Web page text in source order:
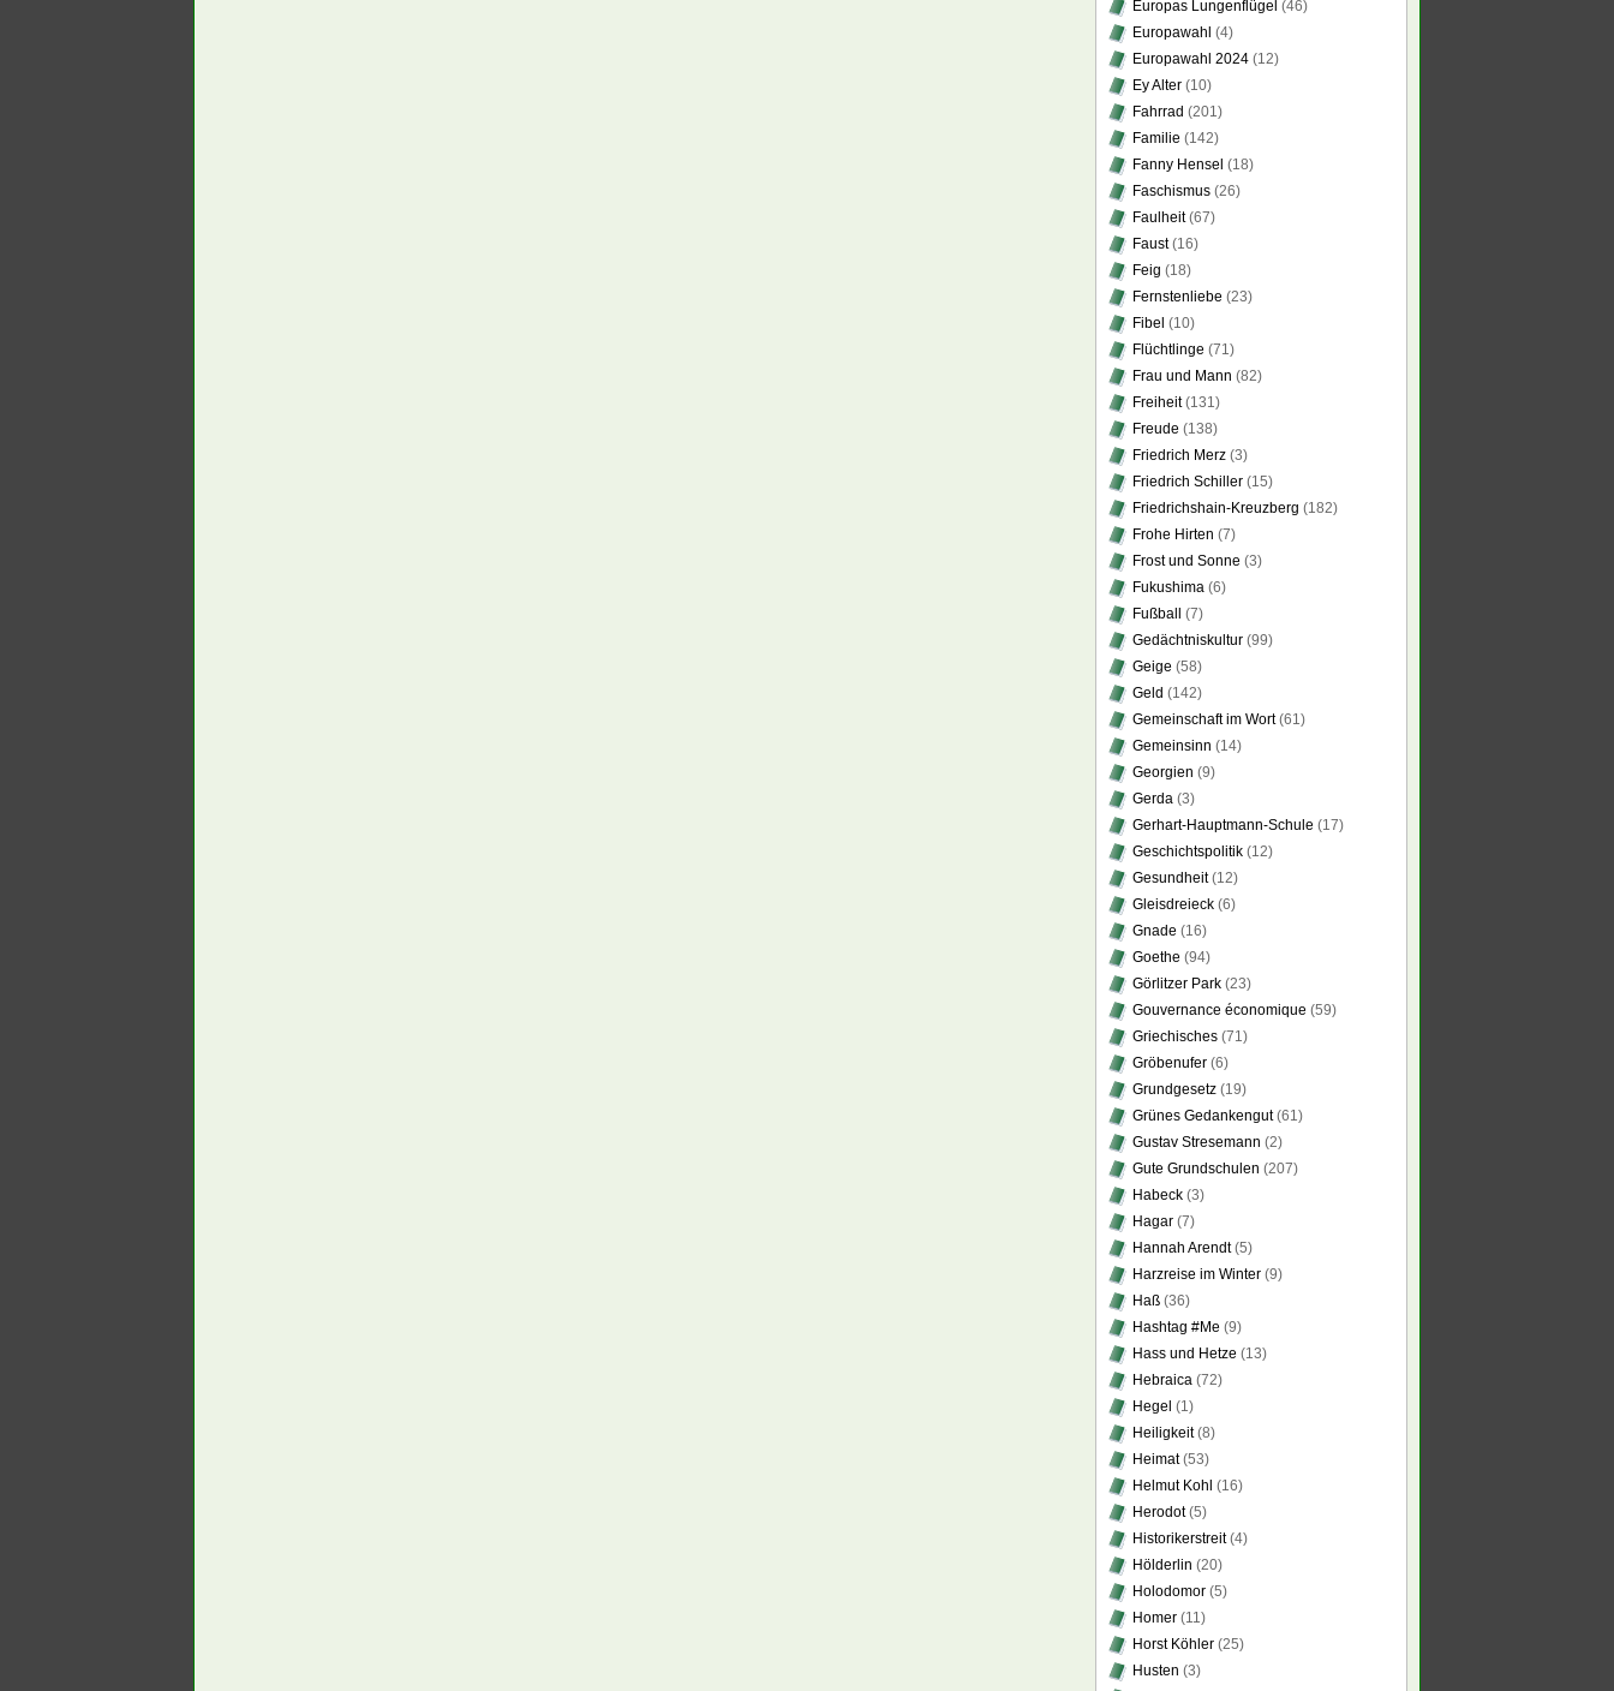
Europas Lungenflügel (46)
Europawahl (4)
Europawahl 2024 (12)
Ey Alter (10)
Fahrrad (201)
Familie (142)
Fanny Hensel (18)
Faschismus (26)
Faulheit(67)
Faust(16)
Feig (18)
Fernstenliebe (23)
Fibel (10)
Flüchtlinge (71)
Frau und Mann (82)
Freiheit(131)
Freude (138)
Friedrich Merz (3)
Friedrich Schiller (15)
Friedrichshain-Kreuzberg (182)
Frohe Hirten (7)
Frost und Sonne (3)
Fukushima (6)
Fußball
(7)
Gedächtniskultur (99)
Geige (58)
Geld (142)
Gemeinschaft im Wort(61)
Gemeinsinn (14)
Georgien (9)
Gerda (3)
Gerhart-Hauptmann-Schule (17)
Geschichtspolitik (12)
Gesundheit(12)
Gleisdreieck (6)
Gnade (16)
Goethe (94)
Görlitzer Park (23)
Gouvernance économique (59)
Griechisches (71)
Gröbenufer (6)
Grundgesetz (19)
Grünes Gedankengut(61)
Gustav Stresemann (2)
Gute Grundschulen (207)
Habeck (3)
Hagar (7)
Hannah Arendt(5)
Harzreise im Winter (9)
Haß (36)
Hashtag #Me (9)
Hass und Hetze (13)
Hebraica (72)
Hegel (1)
Heiligkeit(8)
Heimat(53)
Helmut Kohl (16)
Herodot(5)
Historikerstreit(4)
Hölderlin (20)
Holodomor (5)
Homer (11)
Horst Köhler (25)
Husten (3)